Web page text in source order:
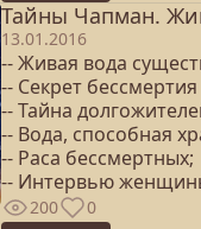
Тайны Чапман.
13.01.2016
-- Живая вода
-- Секрет
-- Тайна
-- Вода, способная
-- Раса бессмертных;
-- Интервью
200 0